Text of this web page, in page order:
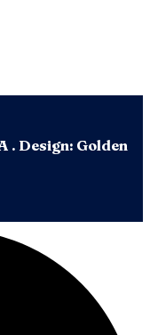
. Design: Golden